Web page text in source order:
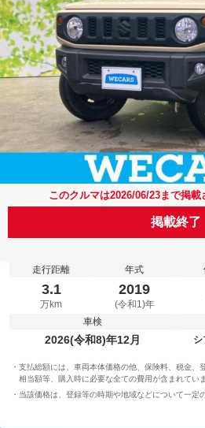
このクルマは2026/06/23まで掲載
掲載終了
走行距離
3.1
万km
年式
2019
(令和1)年
車検
2026(令和8)年12月
シ
支払総額には、車両本体価格の他、保険料、税金、
相当額等、購入時に必要な全ての費用が含まれていま
当該価格は、登録等の時期や地域などについて一定